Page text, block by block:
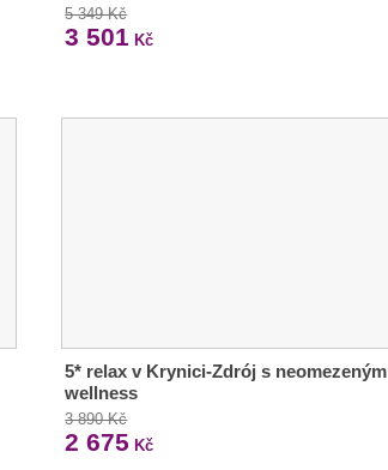
5 349 Kč
3 501 Kč
5* relax v Krynici-Zdrój s neomezeným
wellness
3 890 Kč
2 675 Kč